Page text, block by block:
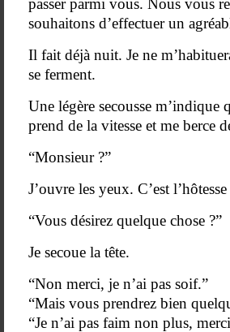
passer parmi vous. Nous vous
souhaitons d’effectuer un
Il fait déjà nuit. Je ne
se ferment.
Une légère secousse m’indique
prend de la vitesse et me berce
“Monsieur ?”
J’ouvre les yeux. C’est
“Vous désirez quelque chose ?”
Je secoue la tête.
“Non merci, je n’ai pas soif.”
“Mais vous prendrez bien
“Je n’ai pas faim non plus,